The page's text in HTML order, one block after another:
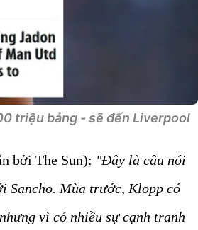
triệu bảng - sẽ đến Liverpool
bởi The Sun): "Đây là câu nói
Sancho. Mùa trước, Klopp có
vì có nhiều sự cạnh tranh